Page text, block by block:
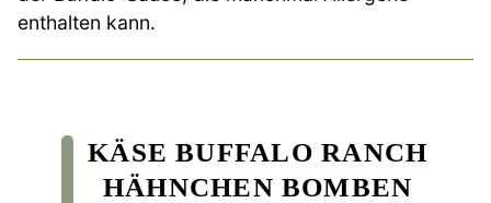
enthalten kann.
KÄSE BUFFALO RANCH
HÄHNCHEN BOMBEN